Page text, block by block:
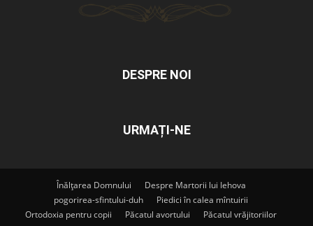
DESPRE NOI
URMAȚI-NE
Înălțarea Domnului
Despre Martorii lui Iehova
pogorirea-sfintului-duh
Piedici în calea mîntuirii
Ortodoxia pentru copii
Păcatul avortului
Păcatul vrăjitoriilor